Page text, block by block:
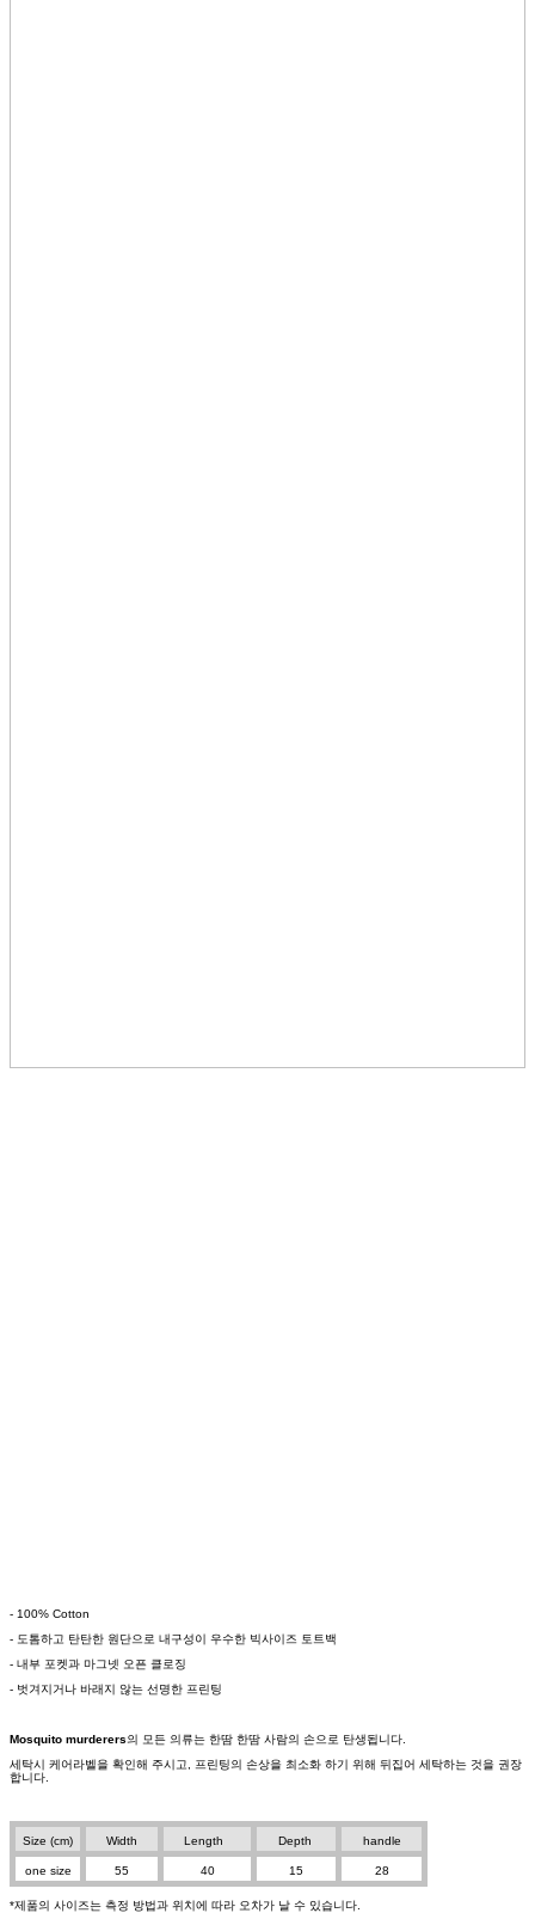
- 100% Cotton
- 도톰하고 탄탄한 원단으로 내구성이 우수한 빅사이즈 토트백
- 내부 포켓과 마그넷 오픈 클로징
- 벗겨지거나 바래지 않는 선명한 프린팅
Mosquito murderers의 모든 의류는 한땀 한땀 사람의 손으로 탄생됩니다.
세탁시 케어라벨을 확인해 주시고, 프린팅의 손상을 최소화 하기 위해 뒤집어 세탁하는 것을 권장
합니다.
Size (cm) Width Length Depth handle
one size 55 40 15 28
*제품의 사이즈는 측정 방법과 위치에 따라 오차가 날 수 있습니다.